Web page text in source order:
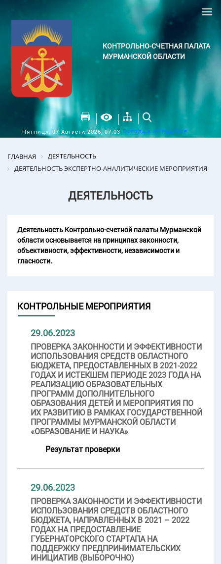
КОНТРОЛЬНО-СЧЕТНАЯ ПАЛАТА
МУРМАНСКОЙ ОБЛАСТИ
Пятница, 07 Августа 2026, 07:03 Погода в Мурманске
ГЛАВНАЯ
ДЕЯТЕЛЬНОСТЬ
ДЕЯТЕЛЬНОСТЬ ЭКСПЕРТНО-АНАЛИТИЧЕСКИЕ МЕРОПРИЯТИЯ
ДЕЯТЕЛЬНОСТЬ
Деятельность Контрольно-счетной палаты Мурманской
области основывается на принципах законности,
объективности, эффективности, независимости и
гласности.
КОНТРОЛЬНЫЕ МЕРОПРИЯТИЯ
29.06.2023
ПРОВЕРКА ЗАКОННОСТИ И ЭФФЕКТИВНОСТИ
ИСПОЛЬЗОВАНИЯ СРЕДСТВ ОБЛАСТНОГО
БЮДЖЕТА, ПРЕДОСТАВЛЕННЫХ В 2021-2022
ГОДАХ И ИСТЕКШЕМ ПЕРИОДЕ 2023 ГОДА НА
РЕАЛИЗАЦИЮ ОБРАЗОВАТЕЛЬНЫХ
ПРОГРАММ ДОПОЛНИТЕЛЬНОГО
ОБРАЗОВАНИЯ ДЕТЕЙ И МЕРОПРИЯТИЯ ПО
ИХ РАЗВИТИЮ В РАМКАХ ГОСУДАРСТВЕННОЙ
ПРОГРАММЫ МУРМАНСКОЙ ОБЛАСТИ
«ОБРАЗОВАНИЕ И НАУКА»
Результат проверки
29.06.2023
ПРОВЕРКА ЗАКОННОСТИ И ЭФФЕКТИВНОСТИ
ИСПОЛЬЗОВАНИЯ СРЕДСТВ ОБЛАСТНОГО
БЮДЖЕТА, НАПРАВЛЕННЫХ В 2021 – 2022
ГОДАХ НА ПРЕДОСТАВЛЕНИЕ
ГУБЕРНАТОРСКОГО СТАРТАПА НА
ПОДДЕРЖКУ ПРЕДПРИНИМАТЕЛЬСКИХ
ИНИЦИАТИВ (ВЫБОРОЧНО)